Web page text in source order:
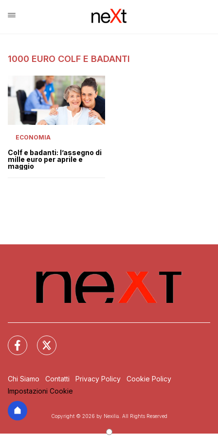
1000 EURO COLF E BADANTI
ECONOMIA
Colf e badanti: l’assegno di
mille euro per aprile e
maggio
Chi Siamo Contatti Privacy Policy
Cookie Policy
Impostazioni Cookie
Copyright © 2026 by Nexilia. All Rights Reserved